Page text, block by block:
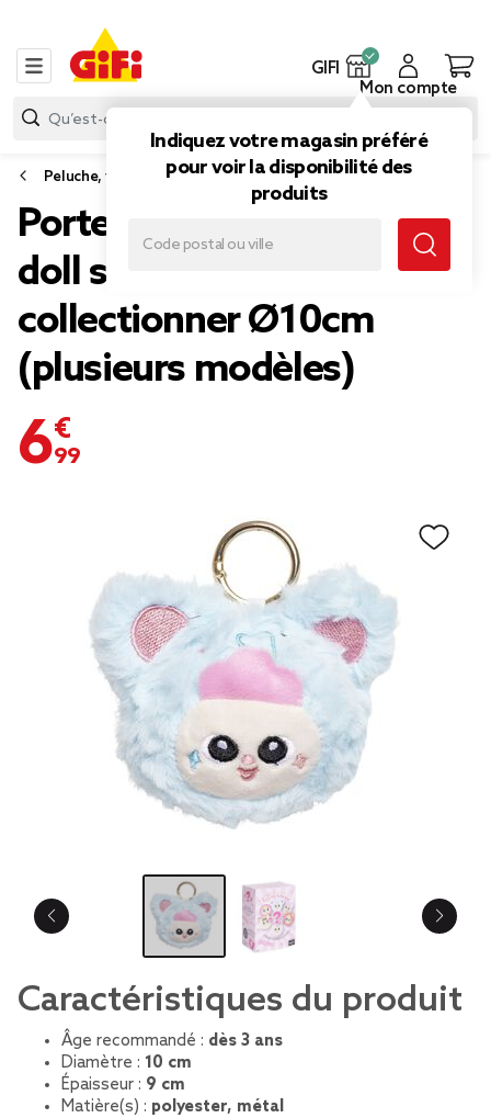
GIFI
Indiquez votre magasin préféré
pour voir la disponibilité des
produits
Mon compte
Peluche, veilleuse
Porte-clé peluche mimi
doll surprise à
collectionner Ø10cm
(plusieurs modèles)
6,99 €
Caractéristiques du produit
Âge recommandé : dès 3 ans
Diamètre : 10 cm
Épaisseur : 9 cm
Matière(s) : polyester, métal